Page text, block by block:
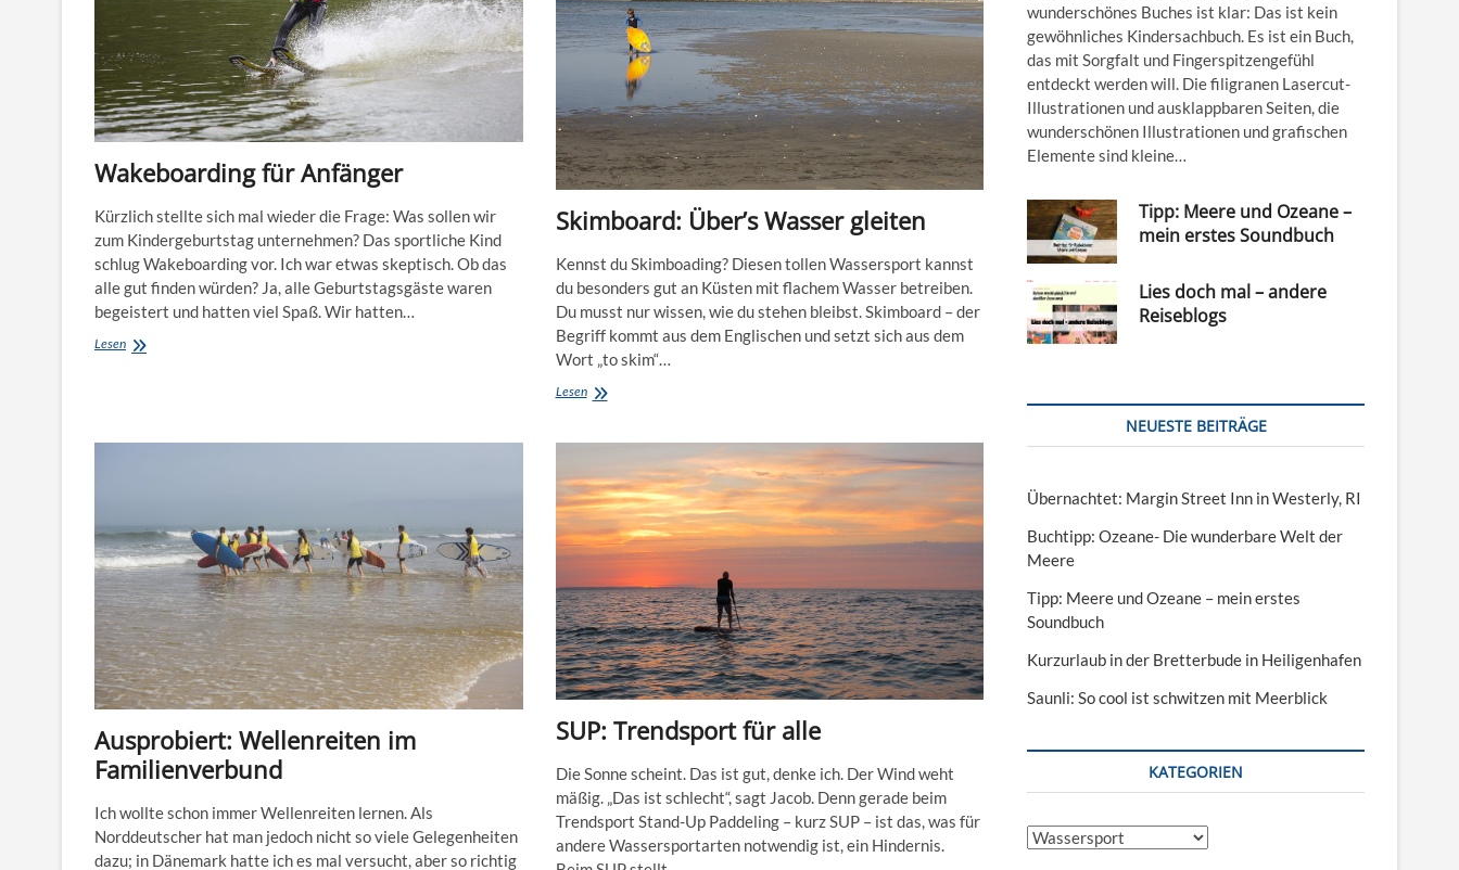
Wakeboarding für Anfänger
Kürzlich stellte sich mal wieder die Frage: Was sollen wir
zum Kindergeburtstag unternehmen? Das sportliche Kind
schlug Wakeboarding vor. Ich war etwas skeptisch. Ob das
alle gut finden würden? Ja, alle Geburtstagsgäste waren
begeistert und hatten viel Spaß. Wir hatten…
LesenWakeboarding
Skimboard: Über’s Wasser gleiten
Kennst du Skimboading? Diesen tollen Wassersport kannst
du besonders gut an Küsten mit flachem Wasser betreiben.
Du musst nur wissen, wie du stehen bleibst. Skimboard – der
Begriff kommt aus dem Englischen und setzt sich aus dem
Wort „to skim“…
LesenSkimboard:
Ausprobiert: Wellenreiten im
Familienverbund
Ich wollte schon immer Wellenreiten lernen. Als
Norddeutscher hat man jedoch nicht so viele Gelegenheiten
dazu; in Dänemark hatte ich es mal versucht, aber so richtig
SUP: Trendsport für alle
Die Sonne scheint. Das ist gut, denke ich. Der Wind weht
mäßig. „Das ist schlecht“, sagt Jacob. Denn gerade beim
Trendsport Stand-Up Paddeling – kurz SUP – ist das, was für
andere Wassersportarten notwendig ist, ein Hindernis.
wunderschönes Buches ist klar: Das ist kein
gewöhnliches Kindersachbuch. Es ist ein Buch,
das mit Sorgfalt und Fingerspitzengefühl
entdeckt werden will. Die filigranen Lasercut-
Illustrationen und ausklappbaren Seiten, die
wunderschönen Illustrationen und grafischen
Elemente sind kleine…
Tipp: Meere und Ozeane –
mein erstes Soundbuch
Lies doch mal – andere
Reiseblogs
NEUESTE BEITRÄGE
Übernachtet: Margin Street Inn in Westerly, RI
Buchtipp: Ozeane- Die wunderbare Welt der
Meere
Tipp: Meere und Ozeane – mein erstes
Soundbuch
Kurzurlaub in der Bretterbude in Heiligenhafen
Saunli: So cool ist schwitzen mit Meerblick
KATEGORIEN
Kategorien